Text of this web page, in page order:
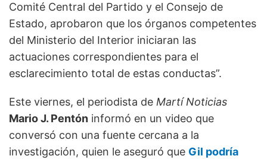
Comité Central del Partido y el Consejo de
Estado, aprobaron que los órganos competentes
del Ministerio del Interior iniciaran las
actuaciones correspondientes para el
esclarecimiento total de estas conductas”.
Este viernes, el periodista de Martí Noticias
Mario J. Pentón informó en un video que
conversó con una fuente cercana a la
investigación, quien le aseguró que Gil podría